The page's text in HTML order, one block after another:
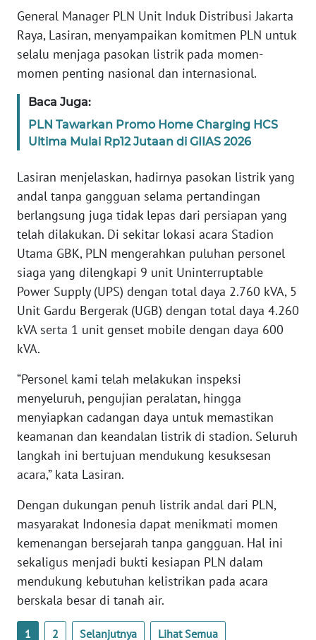
General Manager PLN Unit Induk Distribusi Jakarta
Raya, Lasiran, menyampaikan komitmen PLN untuk
selalu menjaga pasokan listrik pada momen-
momen penting nasional dan internasional.
Baca Juga:
PLN Tawarkan Promo Home Charging HCS
Ultima Mulai Rp12 Jutaan di GIIAS 2026
Lasiran menjelaskan, hadirnya pasokan listrik yang
andal tanpa gangguan selama pertandingan
berlangsung juga tidak lepas dari persiapan yang
telah dilakukan. Di sekitar lokasi acara Stadion
Utama GBK, PLN mengerahkan puluhan personel
siaga yang dilengkapi 9 unit Uninterruptable
Power Supply (UPS) dengan total daya 2.760 kVA, 5
Unit Gardu Bergerak (UGB) dengan total daya 4.260
kVA serta 1 unit genset mobile dengan daya 600
kVA.
“Personel kami telah melakukan inspeksi
menyeluruh, pengujian peralatan, hingga
menyiapkan cadangan daya untuk memastikan
keamanan dan keandalan listrik di stadion. Seluruh
langkah ini bertujuan mendukung kesuksesan
acara,” kata Lasiran.
Dengan dukungan penuh listrik andal dari PLN,
masyarakat Indonesia dapat menikmati momen
kemenangan bersejarah tanpa gangguan. Hal ini
sekaligus menjadi bukti kesiapan PLN dalam
mendukung kebutuhan kelistrikan pada acara
berskala besar di tanah air.
1 2 Selanjutnya Lihat Semua
WN
SERAMBI
WN
WN
WN
NTB
WN
SULTENG
WN
WN
SUMBAR
WN
SUMSEL
BENGKULU
WN
LAMPUNG
WN
JATENG